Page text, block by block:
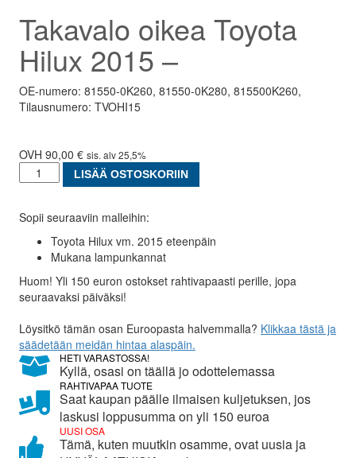
Takavalo oikea Toyota
Hilux 2015 –
OE-numero: 81550-0K260, 81550-0K280, 815500K260,
Tilausnumero: TVOHI15
90,00 € sis. alv 25,5%
Takavalo
oikea
Hilux
määrä
LISÄÄ OSTOSKORIIN
Sopii seuraaviin malleihin:
Toyota Hilux vm. 2015 eteenpäin
Mukana lampunkannat
Huom! Yli 150 euron ostokset rahtivapaasti perille, jopa
seuraavaksi päiväksi!
Löysitkö tämän osan Euroopasta halvemmalla? Klikkaa tästä ja
säädetään meidän hintaa alaspäin.
HETI VARASTOSSA!
Kyllä, osasi on täällä jo odottelemassa
RAHTIVAPAA TUOTE
Saat kaupan päälle ilmaisen kuljetuksen, jos
laskusi loppusumma on yli 150 euroa
UUSI OSA
Tämä, kuten muutkin osamme, ovat uusia ja